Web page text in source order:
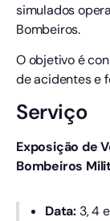
simulados
Bombeiros.
O objetivo é
de acidentes e
Serviço
Exposição de
Bombeiros
Data: 3, 4